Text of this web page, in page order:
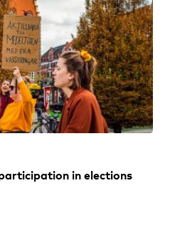
in elections